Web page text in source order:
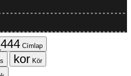
Címlap
Kör